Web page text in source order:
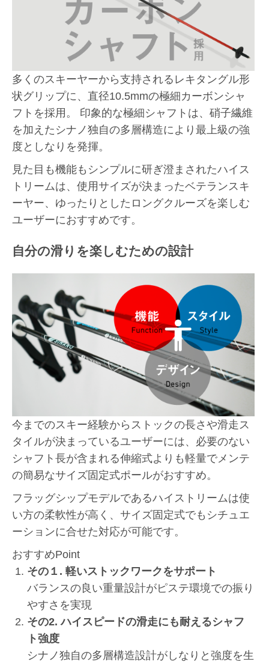
多くのスキーヤーから支持されるレキタングル形
状グリップに、直径10.5mmの極細カーボンシャ
フトを採用。 印象的な極細シャフトは、硝子繊維
を加えたシナノ独自の多層構造により最上級の強
度としなりを発揮。
見た目も機能もシンプルに研ぎ澄まされたハイス
トリームは、使用サイズが決まったベテランスキ
ーヤー、ゆったりとしたロングクルーズを楽しむ
ユーザーにおすすめです。
自分の滑りを楽しむための設計
今までのスキー経験からストックの長さや滑走ス
タイルが決まっているユーザーには、必要のない
シャフト長が含まれる伸縮式よりも軽量でメンテ
の簡易なサイズ固定式ポールがおすすめ。
フラッグシップモデルであるハイストリームは使
い方の柔軟性が高く、サイズ固定式でもシチュエ
ーションに合せた対応が可能です。
おすすめPoint
その１. 軽いストックワークをサポート
バランスの良い重量設計がピステ環境での振り
やすさを実現
その2. ハイスピードの滑走にも耐えるシャフ
ト強度
シナノ独自の多層構造設計がしなりと強度を生